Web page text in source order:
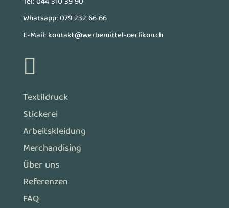
Whatsapp:079 232 66 66
E-Mail:kontakt@werbemittel-oerlikon.ch

Textildruck
Stickerei
Arbeitskleidung
Merchandising
Über uns
Referenzen
FAQ